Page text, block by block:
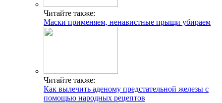
Читайте также:
Маски применяем, ненавистные прыщи убираем
Читайте также:
Как вылечить аденому предстательной железы с
помощью народных рецептов